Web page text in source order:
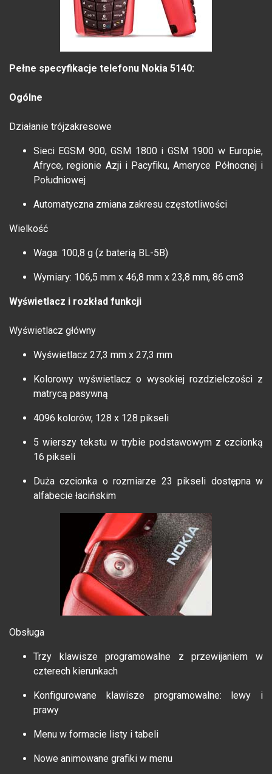
Pełne specyfikacje telefonu Nokia 5140:
Ogólne
Działanie trójzakresowe
Sieci EGSM 900, GSM 1800 i GSM 1900 w Europie,
Afryce, regionie Azji i Pacyfiku, Ameryce Północnej i
Południowej
Automatyczna zmiana zakresu częstotliwości
Wielkość
Waga: 100,8 g (z baterią BL-5B)
Wymiary: 106,5 mm x 46,8 mm x 23,8 mm, 86 cm3
Wyświetlacz i rozkład funkcji
Wyświetlacz główny
Wyświetlacz 27,3 mm x 27,3 mm
Kolorowy wyświetlacz o wysokiej rozdzielczości z
matrycą pasywną
4096 kolorów, 128 x 128 pikseli
5 wierszy tekstu w trybie podstawowym z czcionką
16 pikseli
Duża czcionka o rozmiarze 23 pikseli dostępna w
alfabecie łacińskim
Obsługa
Trzy klawisze programowalne z przewijaniem w
czterech kierunkach
Konfigurowane klawisze programowalne: lewy i
prawy
Menu w formacie listy i tabeli
Nowe animowane grafiki w menu